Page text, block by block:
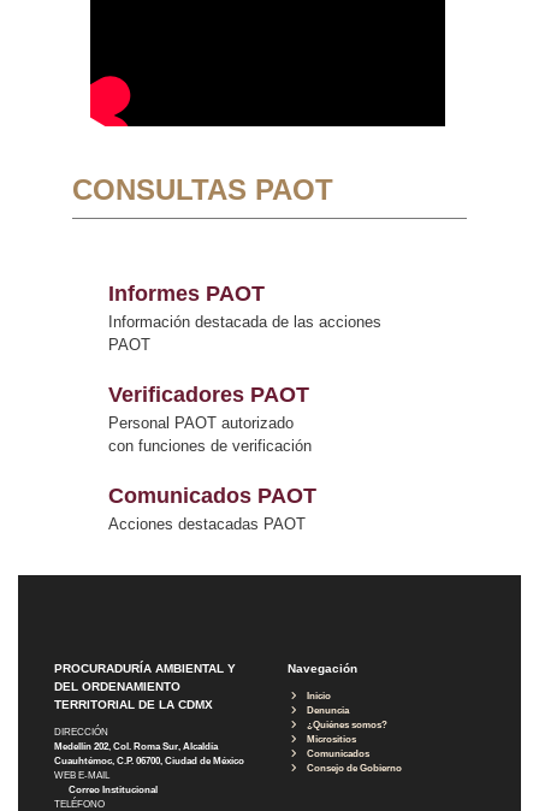
CONSULTAS PAOT
Informes PAOT
Información destacada de las acciones
PAOT
Verificadores PAOT
Personal PAOT autorizado
con funciones de verificación
Comunicados PAOT
Acciones destacadas PAOT
PROCURADURÍA AMBIENTAL Y
DEL ORDENAMIENTO
TERRITORIAL DE LA CDMX
DIRECCIÓN
Medellín 202, Col. Roma Sur, Alcaldía
Cuauhtémoc, C.P. 06700, Ciudad de México
WEB E-MAIL
Correo Institucional
TELÉFONO
Navegación
Inicio
Denuncia
¿Quiénes somos?
Micrositios
Comunicados
Consejo de Gobierno